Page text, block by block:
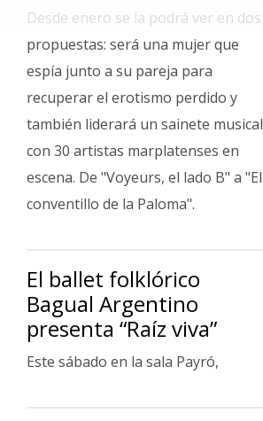
Fúnebres
Desde enero se la podrá ver en dos
propuestas: será una mujer que
espía junto a su pareja para
recuperar el erotismo perdido y
también liderará un sainete musical
con 30 artistas marplatenses en
escena. De "Voyeurs, el lado B" a "El
conventillo de la Paloma".
El ballet folklórico
Bagual Argentino
presenta “Raíz viva”
Este sábado en la sala Payró,